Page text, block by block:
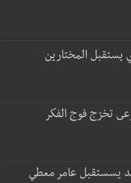
المختارين
تخرّج فوج الفكر
يسستقبل عامر معطي